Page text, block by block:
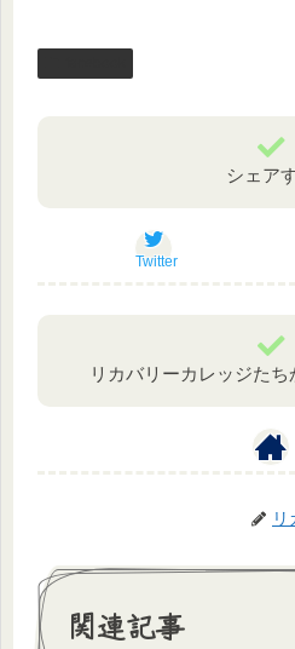
シェア
Twitter
リカバリーカレッジた
関連記事